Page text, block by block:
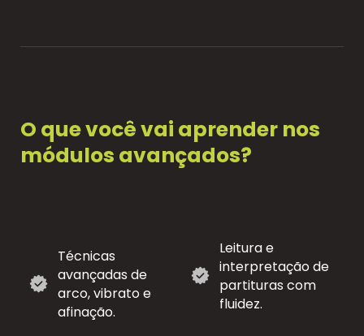
O que você vai aprender nos
módulos avançados?
Técnicas
avançadas de
arco, vibrato e
afinação.
Leitura e
interpretação de
partituras com
fluidez.